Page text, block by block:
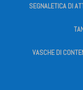
SEGNALETICA DI
VASCHE DI